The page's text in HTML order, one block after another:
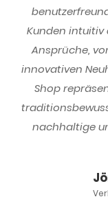
Kunden intuitiv
Ansprüche,
innovativen
Shop
nachhaltige